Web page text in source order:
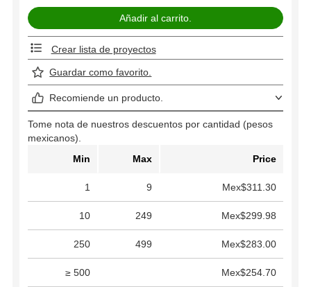
Crear lista de proyectos
Guardar como favorito.
Recomiende un producto.
Tome nota de nuestros descuentos por cantidad (pesos
mexicanos).
Min
Max Price
1 9 Mex$311.30
10 249 Mex$299.98
250 499 Mex$283.00
≥ 500 Mex$254.70